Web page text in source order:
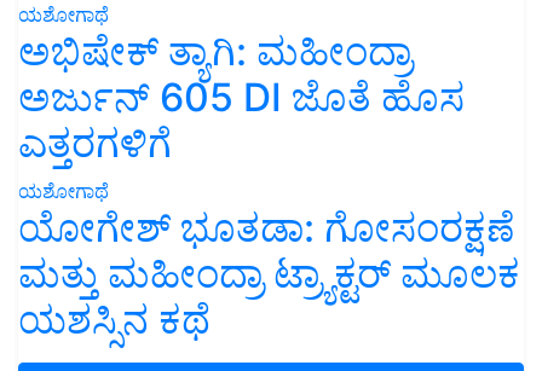
ಯಶೋಗಾಥೆ
ಅಭಿಷೇಕ್ ತ್ಯಾಗಿ: ಮಹೀಂದ್ರಾ
ಅರ್ಜುನ್ 605 DI ಜೊತೆ ಹೊಸ
ಎತ್ತರಗಳಿಗೆ
ಯಶೋಗಾಥೆ
ಯೋಗೇಶ್ ಭೂತಡಾ: ಗೋಸಂರಕ್ಷಣೆ
ಮತ್ತು ಮಹೀಂದ್ರಾ ಟ್ರ್ಯಾಕ್ಟರ್ ಮೂಲಕ
ಯಶಸ್ಸಿನ ಕಥೆ